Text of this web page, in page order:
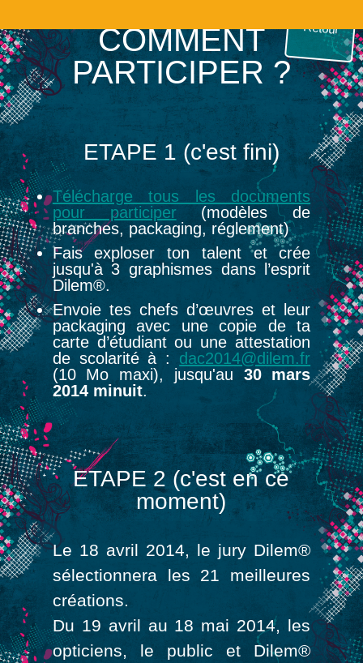
COMMENT
PARTICIPER ?
ETAPE 1 (c'est fini)
Télécharge tous les documents
pour participer(modèles de
branches, packaging, réglement)
Fais exploser ton talent et crée
jusqu'à 3 graphismes dans l’esprit
Dilem®.
Envoie tes chefs d’œuvres et leur
packaging avec une copie de ta
carte d’étudiant ou une attestation
de scolarité à : dac2014@dilem.fr
(10 Mo maxi), jusqu'au 30 mars
2014 minuit.
ETAPE 2 (c'est en ce
moment)
Le 18 avril 2014, le jury Dilem®
sélectionnera les 21 meilleures
créations.
Du 19 avril au 18 mai 2014, les
opticiens, le public et Dilem®
Retour